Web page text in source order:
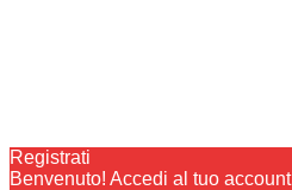
Registrati
Benvenuto! Accedi al tuo account